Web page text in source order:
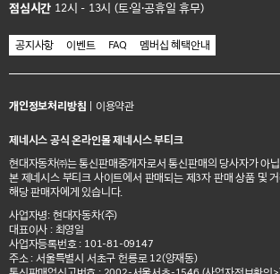
점심시간 12시 - 13시 (토·일·공휴일 휴무)
공지사항 이벤트 FAQ 멤버십 혜택안내
개인정보처리방침 이용약관
제네시스 공식 온라인몰 제네시스 부티크
현대자동차㈜는 통신판매중개자로서 통신판매의 당사자가 아
본 제네시스 부티크 사이트에서 판매되는 제3자 판매 상품 및
해당 판매자에게 있습니다.
사업자명: 현대자동차(주)
대표이사 : 최영일
사업자등록번호 : 101-81-09147
주소 : 서울특별시 서초구 헌릉로 12(양재동)